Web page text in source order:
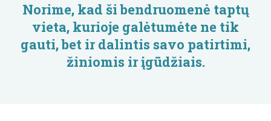
Norime, kad šibendruomenė taptų
vieta, kurioje galėtumėte ne tik
gauti, bet ir dalintis savo patirtimi,
žiniomis ir įgūdžiais.